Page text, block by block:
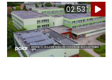
02:53